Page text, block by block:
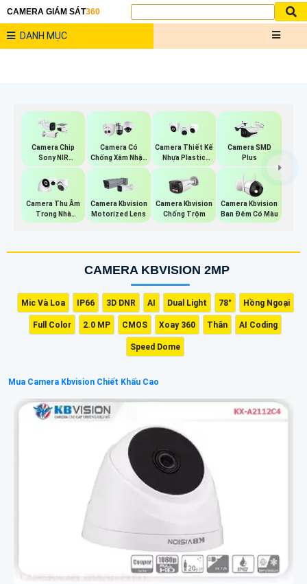
CAMERA GIÁM SÁT360
DANH MỤC
Camera Chip
Sony NIR
KBvision
Camera Có
Chống Xâm Nhập
Kbvision
Camera Thiết Kế
Nhựa Plastic
Kbvision
Camera SMD
Plus
Camera Thu Âm
Trong Nhà
Kbvision
Camera Kbvision
Motorized Lens
Camera Kbvision
Chống Trộm
Camera Kbvision
Ban Đêm Có Màu
CAMERA KBVISION 2MP
Mic Và Loa IP66 3D DNR AI Dual Light 78° Hồng Ngoại
Full Color 2.0 MP CMOS Xoay 360 Thân AI Coding
Speed Dome
Mua Camera Kbvision Chiết Khấu Cao